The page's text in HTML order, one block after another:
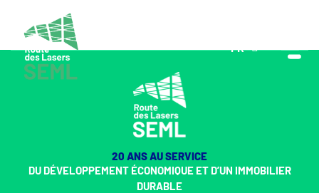
FR
EN
20 ANS AU SERVICE
DU DÉVELOPPEMENT ÉCONOMIQUE ET D’UN IMMOBILIER
DURABLE